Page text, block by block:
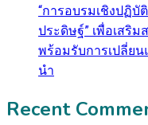
“การอบรมเชิงปฏิ
ประดิษฐ์” เพื่อเสริ
พร้อมรับการเปลี่ย
นำ
Recent